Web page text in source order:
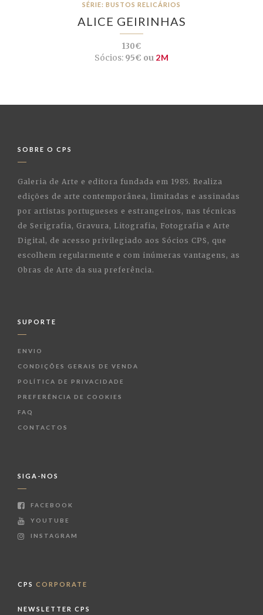
SÉRIE: BUSTOS RELICÁRIOS
ALICE GEIRINHAS
130€
Sócios:95€ ou 2M
SOBRE O CPS
Galeria de Arte e editora fundada em 1985. Realiza
edições de arte contemporânea, limitadas e assinadas
por artistas portugueses e estrangeiros, nas técnicas
de Serigrafia, Gravura, Litografia, Fotografia e Arte
Digital, de acesso privilegiado aos Sócios CPS, que
escolhem regularmente e com inúmeras vantagens, as
Obras de Arte da sua preferência.
SUPORTE
ENVIO
CONDIÇÕES GERAIS DE VENDA
POLÍTICA DE PRIVACIDADE
PREFERÊNCIA DE COOKIES
FAQ
CONTACTOS
SIGA-NOS
FACEBOOK
YOUTUBE
INSTAGRAM
CPS CORPORATE
NEWSLETTER CPS